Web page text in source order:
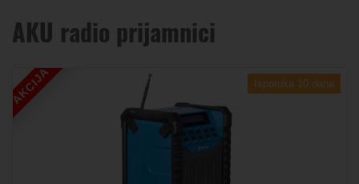
AKU radio prijamnici
AKCIJA Isporuka 10 dana